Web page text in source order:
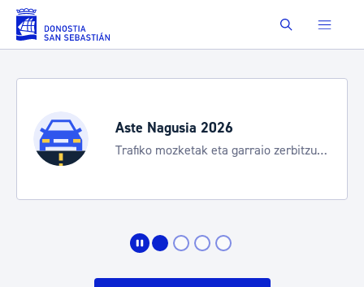
Eduki nagusira joan Buscar
Aste Nagusia 2026
Trafiko mozketak eta garraio zerbitzu